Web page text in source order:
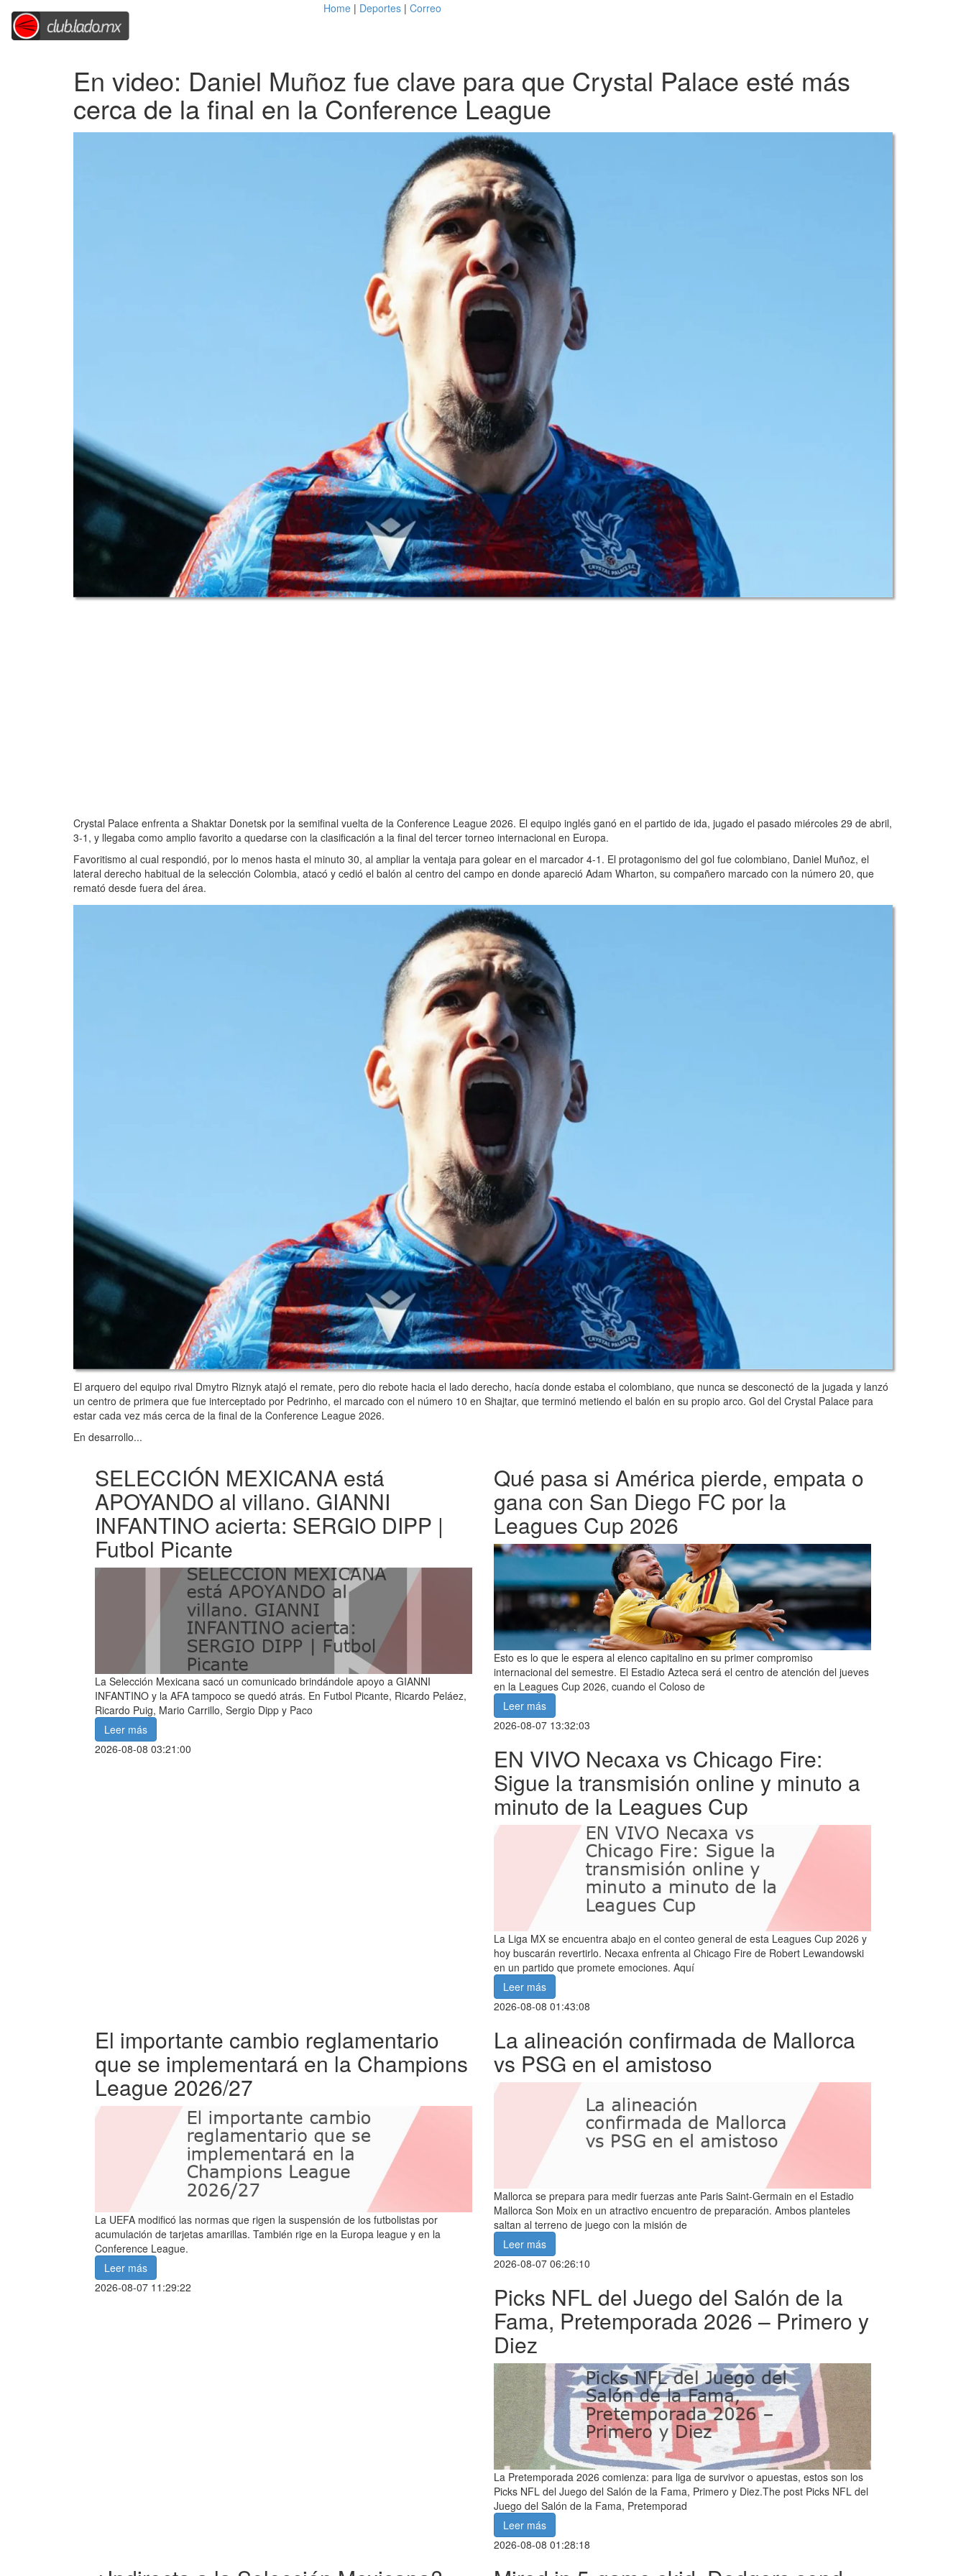
Home | Deportes | Correo
En video: Daniel Muñoz fue clave para que Crystal Palace esté más
cerca de la final en la Conference League
Crystal Palace enfrenta a Shaktar Donetsk por la semifinal vuelta de la Conference League 2026. El equipo inglés ganó en el partido de ida, jugado el pasado miércoles 29 de abril,
3-1, y llegaba como amplio favorito a quedarse con la clasificación a la final del tercer torneo internacional en Europa.
Favoritismo al cual respondió, por lo menos hasta el minuto 30, al ampliar la ventaja para golear en el marcador 4-1. El protagonismo del gol fue colombiano, Daniel Muñoz, el
lateral derecho habitual de la selección Colombia, atacó y cedió el balón al centro del campo en donde apareció Adam Wharton, su compañero marcado con la número 20, que
remató desde fuera del área.
El arquero del equipo rival Dmytro Riznyk atajó el remate, pero dio rebote hacia el lado derecho, hacía donde estaba el colombiano, que nunca se desconectó de la jugada y lanzó
un centro de primera que fue interceptado por Pedrinho, el marcado con el número 10 en Shajtar, que terminó metiendo el balón en su propio arco. Gol del Crystal Palace para
estar cada vez más cerca de la final de la Conference League 2026.
En desarrollo...
SELECCIÓN MEXICANA está
APOYANDO al villano. GIANNI
INFANTINO acierta: SERGIO DIPP |
Futbol Picante
La Selección Mexicana sacó un comunicado brindándole apoyo a GIANNI
INFANTINO y la AFA tampoco se quedó atrás. En Futbol Picante, Ricardo Peláez,
Ricardo Puig, Mario Carrillo, Sergio Dipp y Paco
Leer más
2026-08-08 03:21:00
Qué pasa si América pierde, empata o
gana con San Diego FC por la
Leagues Cup 2026
Esto es lo que le espera al elenco capitalino en su primer compromiso
internacional del semestre. El Estadio Azteca será el centro de atención del jueves
en la Leagues Cup 2026, cuando el Coloso de
Leer más
2026-08-07 13:32:03
EN VIVO Necaxa vs Chicago Fire:
Sigue la transmisión online y minuto a
minuto de la Leagues Cup
La Liga MX se encuentra abajo en el conteo general de esta Leagues Cup 2026 y
hoy buscarán revertirlo. Necaxa enfrenta al Chicago Fire de Robert Lewandowski
en un partido que promete emociones. Aquí
Leer más
2026-08-08 01:43:08
El importante cambio reglamentario
que se implementará en la Champions
League 2026/27
La UEFA modificó las normas que rigen la suspensión de los futbolistas por
acumulación de tarjetas amarillas. También rige en la Europa league y en la
Conference League.
Leer más
2026-08-07 11:29:22
La alineación confirmada de Mallorca
vs PSG en el amistoso
Mallorca se prepara para medir fuerzas ante Paris Saint-Germain en el Estadio
Mallorca Son Moix en un atractivo encuentro de preparación. Ambos planteles
saltan al terreno de juego con la misión de
Leer más
2026-08-07 06:26:10
Picks NFL del Juego del Salón de la
Fama, Pretemporada 2026 – Primero y
Diez
La Pretemporada 2026 comienza: para liga de survivor o apuestas, estos son los
Picks NFL del Juego del Salón de la Fama, Primero y Diez.The post Picks NFL del
Juego del Salón de la Fama, Pretemporad
Leer más
2026-08-08 01:28:18